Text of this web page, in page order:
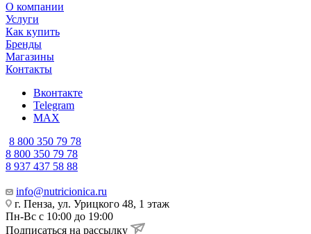
О компании
Услуги
Как купить
Бренды
Магазины
Контакты
Вконтакте
Telegram
MAX
8 800 350 79 78
8 800 350 79 78
8 937 437 58 88
info@nutricionica.ru
г. Пенза, ул. Урицкого 48, 1 этаж
Пн-Вс с 10:00 до 19:00
Подписаться на рассылку